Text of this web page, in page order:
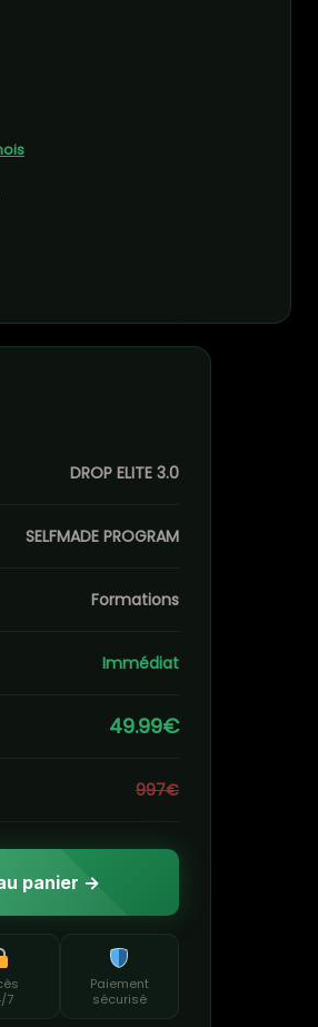
DROP ELITE 3.0
SELFMADE PROGRAM
Formations
Immédiat
49.99€
997€
panier →
7
Paiement
sécurisé